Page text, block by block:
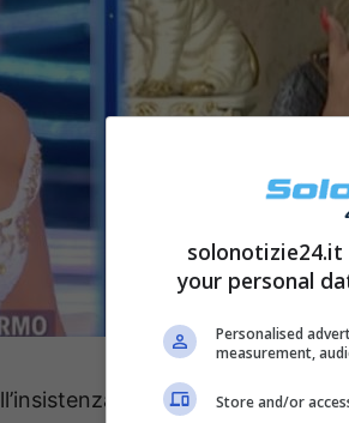
della conduttrice:
your personal
Personalised
measurement,
Store and/or